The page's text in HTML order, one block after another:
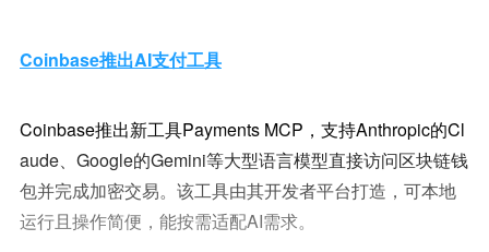
Coinbase推出AI支付工具
Coinbase推出新工具Payments MCP，支持Anthropic的Cl
aude、Google的Gemini等大型语言模型直接访问区块链钱
包并完成加密交易。该工具由其开发者平台打造，可本地
运行且操作简便，能按需适配AI需求。